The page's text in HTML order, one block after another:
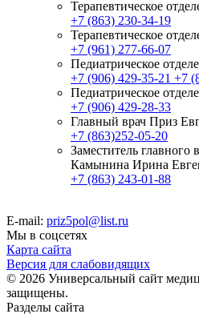
Терапевтическое
+7 (863) 230-34-19
Терапевтическое
+7 (961) 277-66-07
Педиатрическое
+7 (906) 429-35-21 +7
Педиатрическое
+7 (906) 429-28-33
Главный врач Приз
+7 (863)252-05-20
Заместитель главного
Камынина Ирина
+7 (863) 243-01-88
E-mail: priz5pol@list.ru
Мы в соцсетях
Карта сайта
Версия для слабовидящих
© 2026 Универсальный сайт
защищены.
Разделы сайта